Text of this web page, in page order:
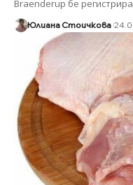
Braenderup бе
Юлиана Стоичкова